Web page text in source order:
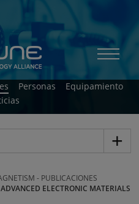
Personas
Equipamiento
- PUBLICACIONES
ELECTRONIC MATERIALS